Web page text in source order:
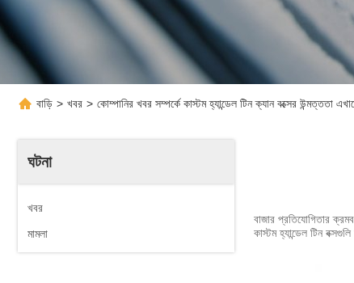
বাড়ি > খবর > কোম্পানির খবর সম্পর্কে কাস্টম হ্যান্ডেল টিন ক্যান বক্সের
ঘটনা
খবর
মামলা
বাজার প্রতিযোগিতার
কাস্টম হ্যান্ডেল টিন